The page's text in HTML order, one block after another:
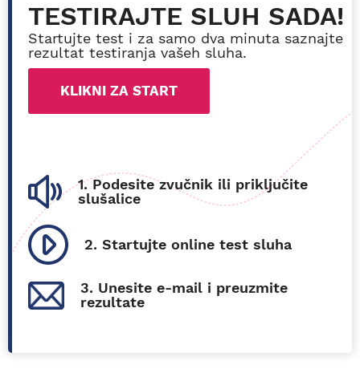
TESTIRAJTE SLUH SADA!
Startujte test i za samo dva minuta saznajte
rezultat testiranja vašeh sluha.
KLIKNI ZA START
1. Podesite zvučnik ili priključite
slušalice
2. Startujte online test sluha
3. Unesite e-mail i preuzmite
rezultate